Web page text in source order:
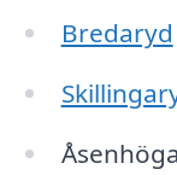
Bredaryd
Åsenhöga